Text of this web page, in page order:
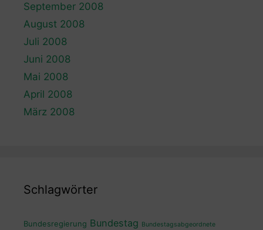
September 2008
August 2008
Juli 2008
Juni 2008
Mai 2008
April 2008
März 2008
Schlagwörter
Bundesregierung Bundestag Bundestagsabgeordnete